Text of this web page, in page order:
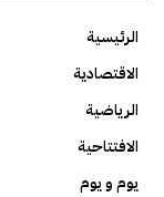
الرئيسية
الاقتصادية
الرياضية
الافتتاحية
يوم و يوم